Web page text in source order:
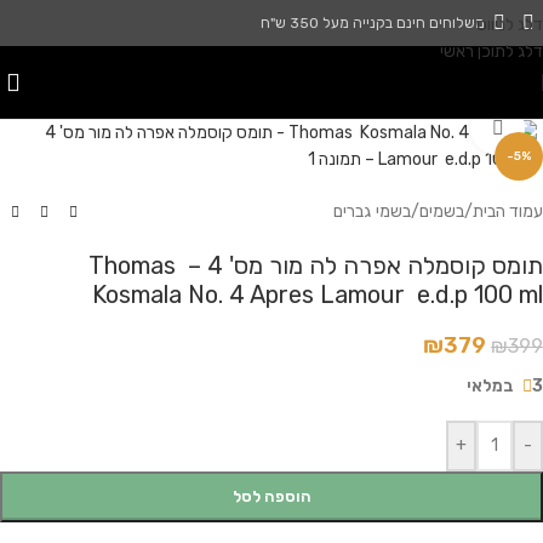
דלג לניווט
דלג לתוכן ראשי
משלוחים חינם בקנייה מעל 350 ש"ח
-5%
לחץ להגדלה
עמוד הבית/בשמים/בשמי גברים
תומס קוסמלה אפרה לה מור מס' 4 – Thomas
Kosmala No. 4 Apres Lamour e.d.p 100 ml
₪399
₪379
3 במלאי
-
+
הוספה לסל